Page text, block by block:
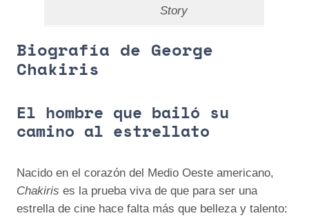
Story
Biografía de George
Chakiris
El hombre que bailó su
camino al estrellato
Nacido en el corazón del Medio Oeste americano,
Chakiris es la prueba viva de que para ser una
estrella de cine hace falta más que belleza y talento: